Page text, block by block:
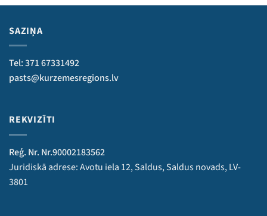
SAZIŅA
Tel: 371 67331492
pasts@kurzemesregions.lv
REKVIZĪTI
Reģ. Nr. Nr.90002183562
Juridiskā adrese: Avotu iela 12, Saldus, Saldus novads, LV-
3801